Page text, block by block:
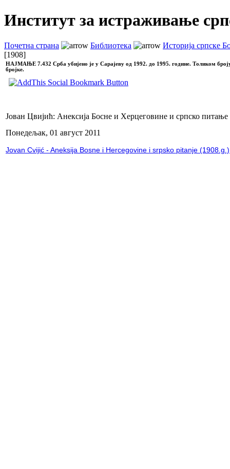
Институт за истраживање
Почетна страна Библиотека
Историја српске
[1908]
НАЈМАЊЕ 7.432 Срба убијено је у Сарајеву од 1992. до 1995. године. Толиком
бројке.
Јован Цвијић: Анексија Босне и Херцеговине и српско
Понедељак, 01 август 2011
Jovan Cvijić - Aneksija Bosne i Hercegovine i srpsko pitanje (1908.g.)